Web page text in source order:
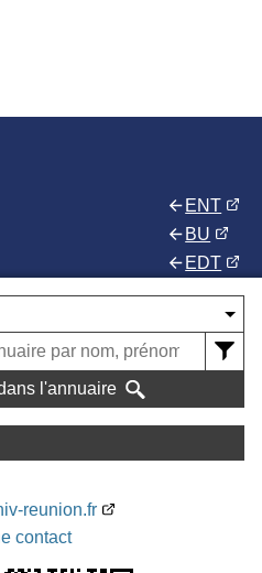
ENT
BU
EDT
l'annuaire
reunion.fr
contact